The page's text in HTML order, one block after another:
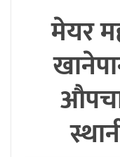
मेयर